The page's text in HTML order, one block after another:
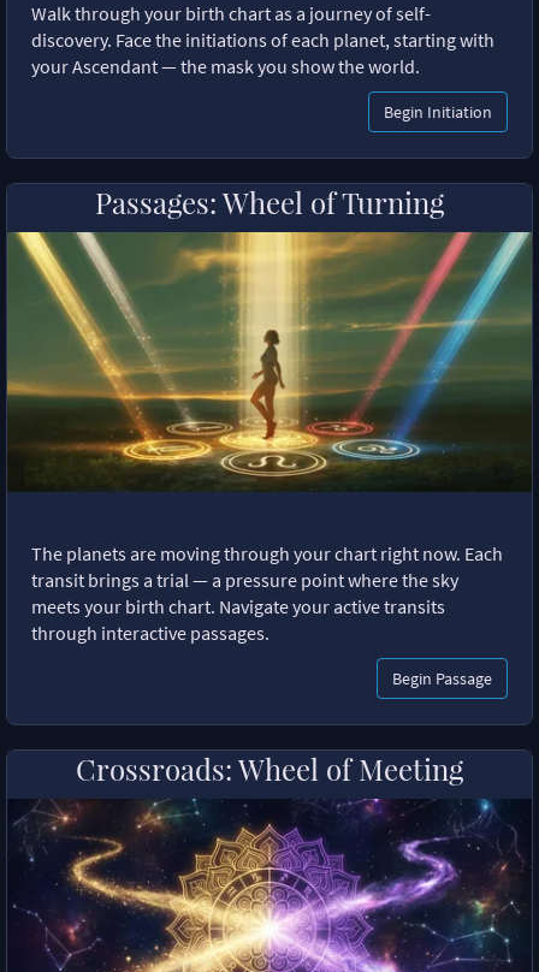
Walk through your birth chart as a journey of self-
discovery. Face the initiations of each planet, starting with
your Ascendant — the mask you show the world.
Begin Initiation
Passages: Wheel of Turning
The planets are moving through your chart right now. Each
transit brings a trial — a pressure point where the sky
meets your birth chart. Navigate your active transits
through interactive passages.
Begin Passage
Crossroads: Wheel of Meeting